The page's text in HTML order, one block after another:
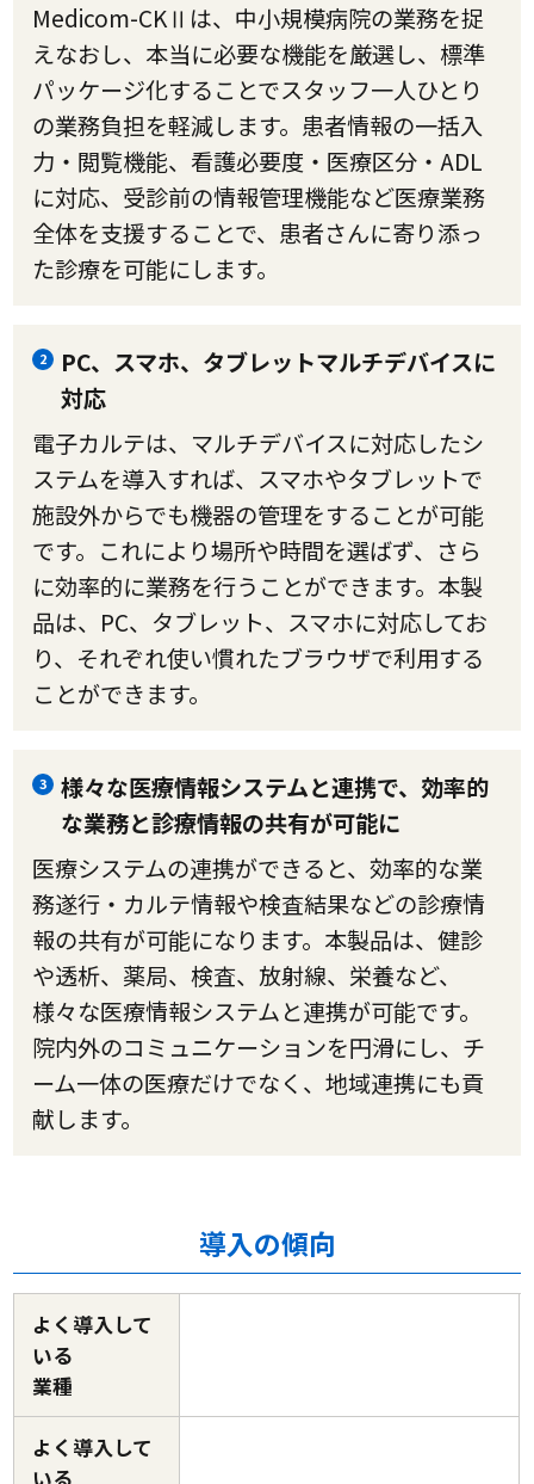
Medicom-CKⅡは、中小規模病院の業務を捉
えなおし、本当に必要な機能を厳選し、標準
パッケージ化することでスタッフ一人ひとり
の業務負担を軽減します。患者情報の一括入
力・閲覧機能、看護必要度・医療区分・ADL
に対応、受診前の情報管理機能など医療業務
全体を支援することで、患者さんに寄り添っ
た診療を可能にします。
2
PC、スマホ、タブレットマルチデバイスに
対応
電子カルテは、マルチデバイスに対応したシ
ステムを導入すれば、スマホやタブレットで
施設外からでも機器の管理をすることが可能
です。これにより場所や時間を選ばず、さら
に効率的に業務を行うことができます。本製
品は、PC、タブレット、スマホに対応してお
り、それぞれ使い慣れたブラウザで利用する
ことができます。
3
様々な医療情報システムと連携で、効率的
な業務と診療情報の共有が可能に
医療システムの連携ができると、効率的な業
務遂行・カルテ情報や検査結果などの診療情
報の共有が可能になります。本製品は、健診
や透析、薬局、検査、放射線、栄養など、
様々な医療情報システムと連携が可能です。
院内外のコミュニケーションを円滑にし、チ
ーム一体の医療だけでなく、地域連携にも貢
献します。
導入の傾向
よく導入して
いる
業種
よく導入して